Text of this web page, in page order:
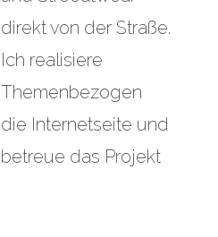
direkt von der Straße.
Ich realisiere
Themenbezogen
die Internetseite und
betreue das Projekt